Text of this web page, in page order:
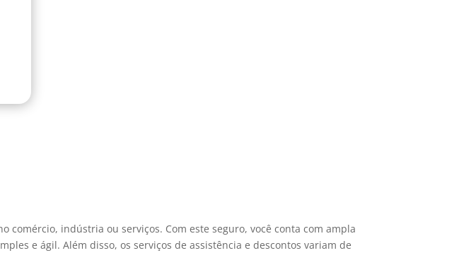
comércio, indústria ou serviços. Com este seguro, você conta com ampla
e ágil. Além disso, os serviços de assistência e descontos variam de